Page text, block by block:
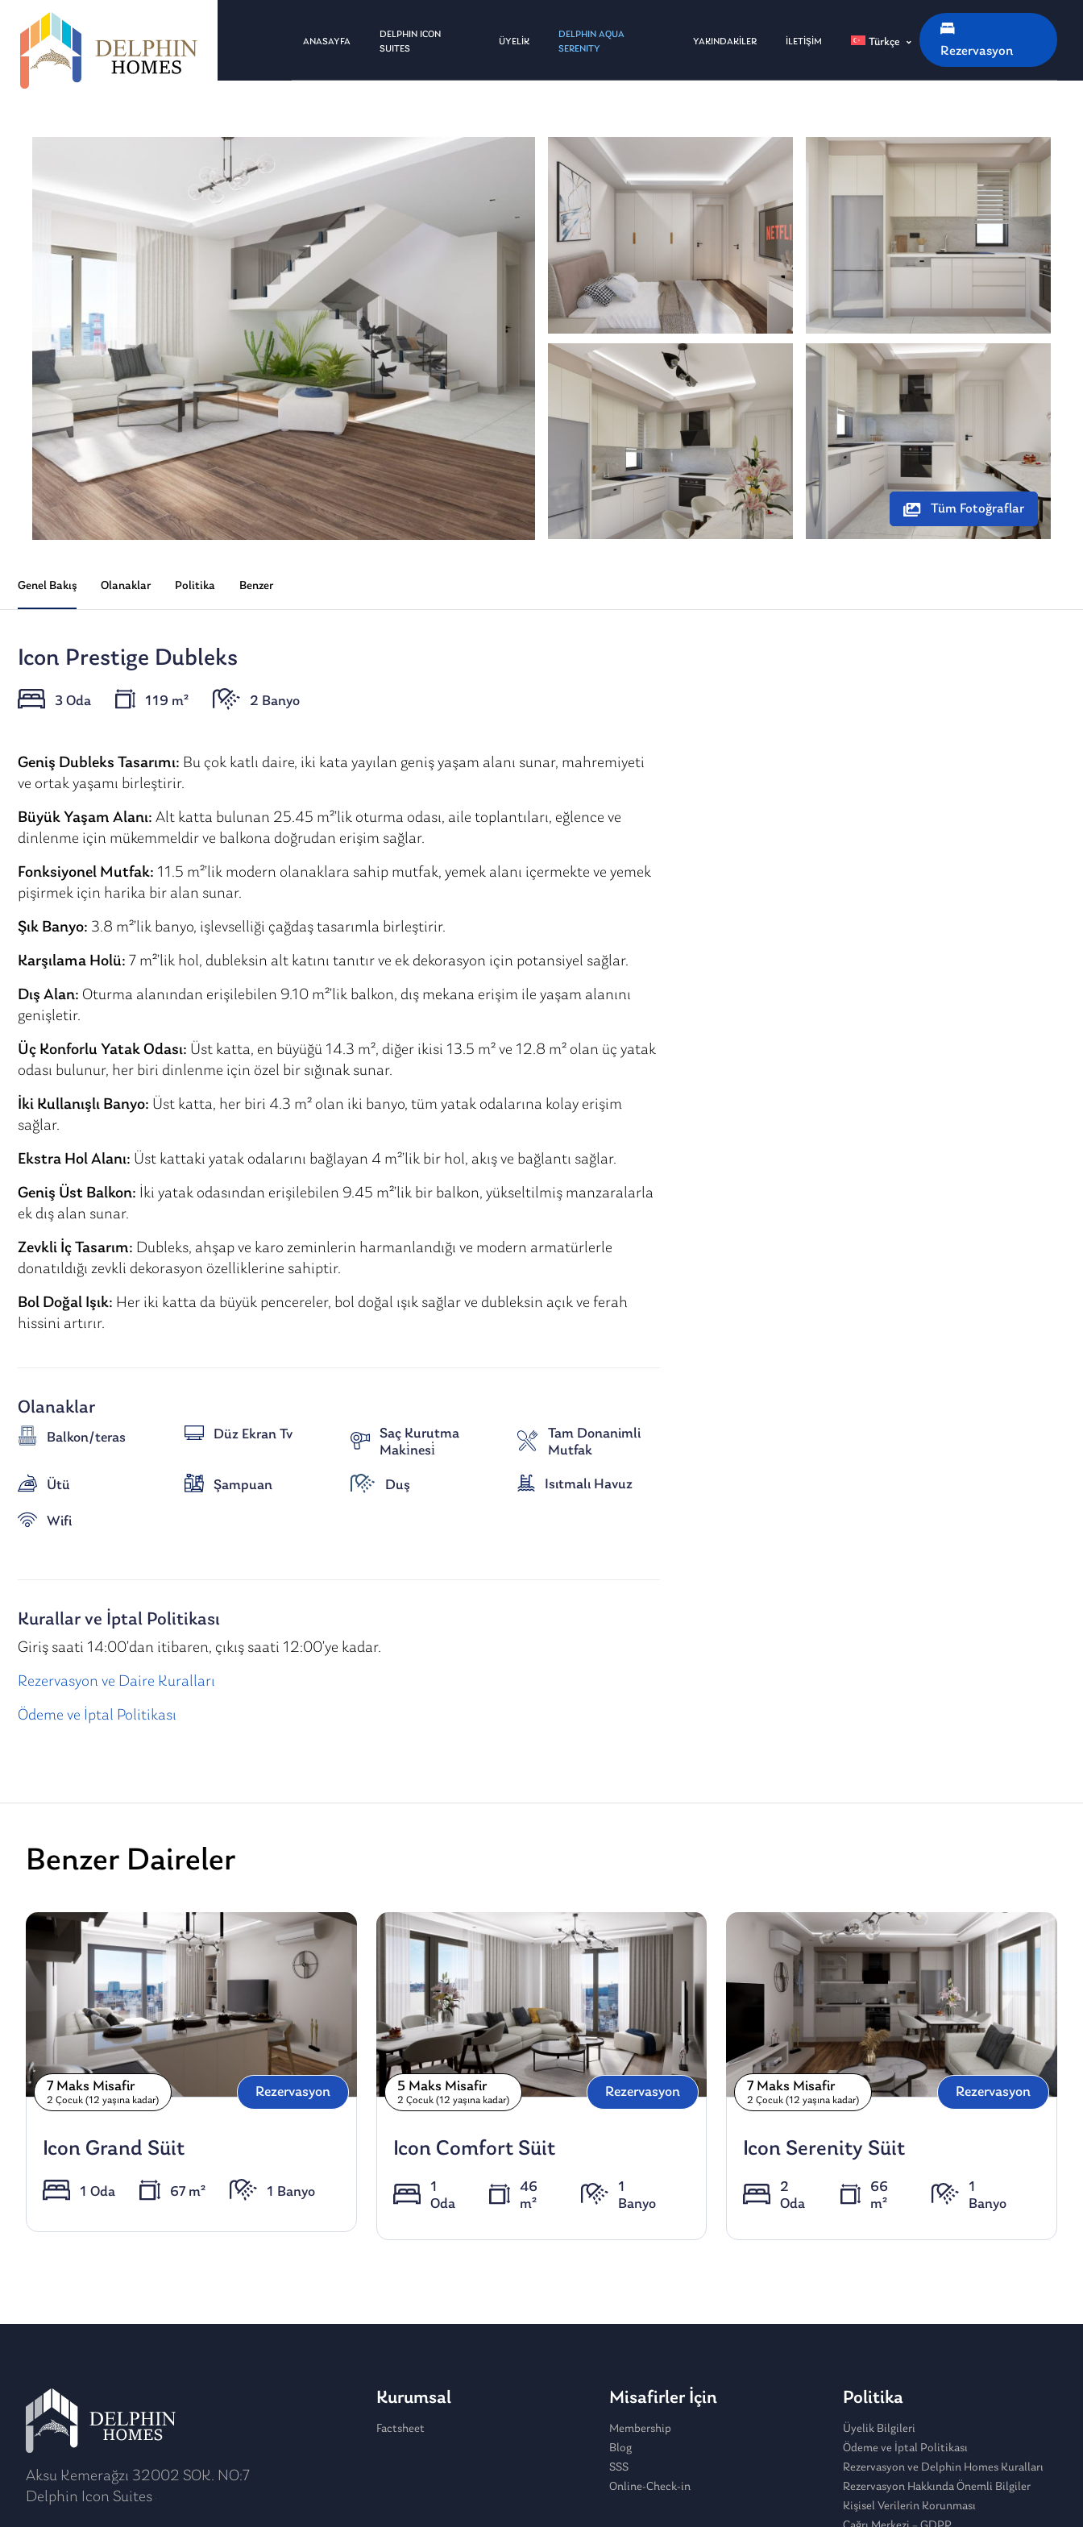
ANASAYFA
DELPHIN ICON
SUITES
ÜYELİK
DELPHIN AQUA
SERENITY
YAKINDAKİLER İLETİŞİM Türkçe
Rezervasyon
Tüm Fotoğraflar
Genel Bakış Olanaklar Politika Benzer
Icon Prestige Dubleks
3 Oda 119 m² 2 Banyo
Geniş Dubleks Tasarımı: Bu çok katlı daire, iki kata yayılan geniş yaşam alanı sunar, mahremiyeti
ve ortak yaşamı birleştirir.
Büyük Yaşam Alanı: Alt katta bulunan 25.45 m²’lik oturma odası, aile toplantıları, eğlence ve
dinlenme için mükemmeldir ve balkona doğrudan erişim sağlar.
Fonksiyonel Mutfak: 11.5 m²’lik modern olanaklara sahip mutfak, yemek alanı içermekte ve yemek
pişirmek için harika bir alan sunar.
Şık Banyo: 3.8 m²’lik banyo, işlevselliği çağdaş tasarımla birleştirir.
Karşılama Holü: 7 m²’lik hol, dubleksin alt katını tanıtır ve ek dekorasyon için potansiyel sağlar.
Dış Alan: Oturma alanından erişilebilen 9.10 m²’lik balkon, dış mekana erişim ile yaşam alanını
genişletir.
Üç Konforlu Yatak Odası: Üst katta, en büyüğü 14.3 m², diğer ikisi 13.5 m² ve 12.8 m² olan üç yatak
odası bulunur, her biri dinlenme için özel bir sığınak sunar.
İki Kullanışlı Banyo: Üst katta, her biri 4.3 m² olan iki banyo, tüm yatak odalarına kolay erişim
sağlar.
Ekstra Hol Alanı: Üst kattaki yatak odalarını bağlayan 4 m²’lik bir hol, akış ve bağlantı sağlar.
Geniş Üst Balkon: İki yatak odasından erişilebilen 9.45 m²’lik bir balkon, yükseltilmiş manzaralarla
ek dış alan sunar.
Zevkli İç Tasarım: Dubleks, ahşap ve karo zeminlerin harmanlandığı ve modern armatürlerle
donatıldığı zevkli dekorasyon özelliklerine sahiptir.
Bol Doğal Işık: Her iki katta da büyük pencereler, bol doğal ışık sağlar ve dubleksin açık ve ferah
hissini artırır.
Olanaklar
Balkon/teras Düz Ekran Tv
Saç Kurutma
Maki̇nesi̇
Tam Donanimli
Mutfak
Ütü Şampuan Duş Isıtmalı Havuz
Wifi
Kurallar ve İptal Politikası
Giriş saati 14:00’dan itibaren, çıkış saati 12:00’ye kadar.
Rezervasyon ve Daire Kuralları
Ödeme ve İptal Politikası
Benzer Daireler
7 Maks Misafir
2 Çocuk (12 yaşına kadar)
Rezervasyon
Icon Grand Süit
1 Oda 67 m² 1 Banyo
5 Maks Misafir
2 Çocuk (12 yaşına kadar)
Rezervasyon
Icon Comfort Süit
1
Oda
46
m²
1
Banyo
7 Maks Misafir
2 Çocuk (12 yaşına kadar)
Rezervasyon
Icon Serenity Süit
2
Oda
66
m²
1
Banyo
Aksu Kemerağzı 32002 SOK. NO:7
Delphin Icon Suites
Kurumsal
Factsheet
Misafirler İçin
Membership
Blog
SSS
Online-Check-in
Politika
Üyelik Bilgileri
Ödeme ve İptal Politikası
Rezervasyon ve Delphin Homes Kuralları
Rezervasyon Hakkında Önemli Bilgiler
Kişisel Verilerin Korunması